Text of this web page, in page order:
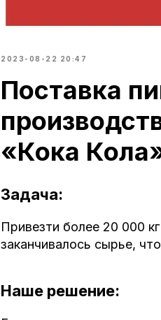
2023-08-22 20:47
Поставка
«Кока
Задача:
Привезти более 20 000
заканчивалось сырье,
Наше решение: